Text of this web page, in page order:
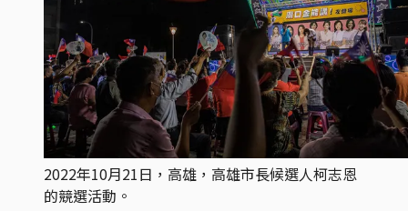
2022年10月21日，高雄，高雄市長候選人柯志恩
的競選活動。